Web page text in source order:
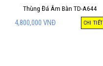
Thùng Đá Âm Bàn TD-A644
4,800,000 VNĐ CHI TIẾT